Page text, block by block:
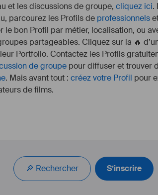
et les discussions de groupe, cliquez ici.
parcourez les Profils de professionnels
le bon Profil par métier, localisation, ou
partageables. Cliquez sur la 🔥
Portfolio. Contactez les Profils
de groupe pour diffuser et trouver
. Mais avant tout : créez votre Profil pour
de films.
🔎 Rechercher S’inscrire
réalisation
Galaad